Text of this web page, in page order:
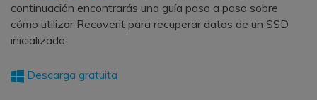
continuación encontrarás una guía paso a paso sobre
cómo utilizar Recoverit para recuperar datos de un SSD
inicializado:
Descarga gratuita